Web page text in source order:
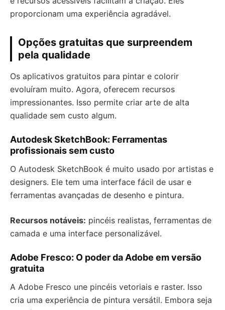
proporcionam uma experiência agradável.
Opções gratuitas que surpreendem
pela qualidade
Os aplicativos gratuitos para pintar e colorir
evoluíram muito. Agora, oferecem recursos
impressionantes. Isso permite criar arte de alta
qualidade sem custo algum.
Autodesk SketchBook: Ferramentas
profissionais sem custo
O Autodesk SketchBook é muito usado por artistas e
designers. Ele tem uma interface fácil de usar e
ferramentas avançadas de desenho e pintura.
Recursos notáveis: pincéis realistas, ferramentas de
camada e uma interface personalizável.
Adobe Fresco: O poder da Adobe em versão
gratuita
A Adobe Fresco une pincéis vetoriais e raster. Isso
cria uma experiência de pintura versátil. Embora seja